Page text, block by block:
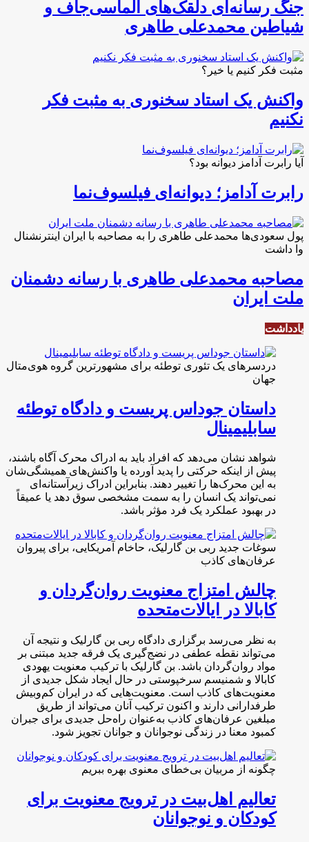
جنگ رسانه‌ای دلقک‌های الماسی‌جاف و
شیاطین محمدعلی طاهری
مثبت فکر کنیم یا خیر؟
واکنش یک استاد سخنوری به مثبت فکر
نکنیم
آیا رابرت آدامز دیوانه بود؟
رابرت آدامز؛ دیوانه‌ای فیلسوف‌نما
پول سعودی‌ها محمدعلی طاهری را به مصاحبه با ایران اینترنشنال
وا داشت
مصاحبه محمدعلی طاهری با رسانه دشمنان
ملت ایران
یادداشت
دردسرهای یک تئوری توطئه برای مشهورترین گروه هوی‌متال
جهان
داستان جوداس پریست و دادگاه توطئه
سابلیمینال
شواهد نشان می‌دهد که افراد باید به ادراک محرک آگاه باشند،
پیش از اینکه حرکتی را پدید آورده یا واکنش‌های همیشگی‌شان
به این محرک‌ها را تغییر دهند. بنابراین ادراک زیرآستانه‌ای
نمی‌تواند یک انسان را به سمت مشخصی سوق دهد یا عمیقاً
در بهبود عملکرد یک فرد مؤثر باشد.
سوغات جدید ربی بن گارلیک، حاخام آمریکایی، برای پیروان
عرفان‌های کاذب
چالش امتزاج معنویت روان‌گردان و
کابالا در ایالات‌متحده
به نظر می‌رسد برگزاری دادگاه ربی بن گارلیک و نتیجه آن
می‌تواند نقطه عطفی در نضج‌گیری یک فرقه جدید مبتنی بر
مواد روان‌گردان باشد. بن گارلیک با ترکیب معنویت یهودی
کابالا و شمنیسم سرخپوستی در حال ایجاد شکل جدیدی از
معنویت‌های کاذب است. معنویت‌هایی که در ایران کم‌وبیش
طرفدارانی دارند و اکنون ترکیب آنان می‌تواند از طریق
مبلغین عرفان‌های کاذب به‌عنوان راه‌حل جدیدی برای جبران
کمبود معنا در زندگی نوجوانان و جوانان تجویز شود.
چگونه از مربیان بی‌خطای معنوی بهره ببریم
تعالیم اهل‌بیت در ترویج معنویت برای
کودکان و نوجوانان